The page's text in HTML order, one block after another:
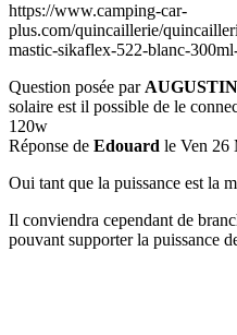
https://www.camping-car-
plus.com/quincaillerie/
mastic-sikaflex-522-blanc-
Question posée par AUGUSTIN
solaire est il possible de le
120w
Réponse de Edouard le Ven 26
Oui tant que la puissance est la
Il conviendra cependant de
pouvant supporter la puissance